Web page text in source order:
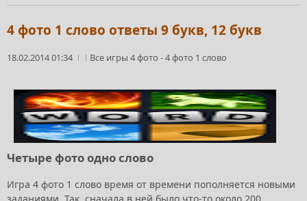
4 фото 1 слово ответы 9 букв, 12 букв
18.02.2014 01:34 Все игры 4 фото -4 фото 1 слово
Четыре фото одно слово
Игра 4 фото 1 слово время от времени пополняется новыми